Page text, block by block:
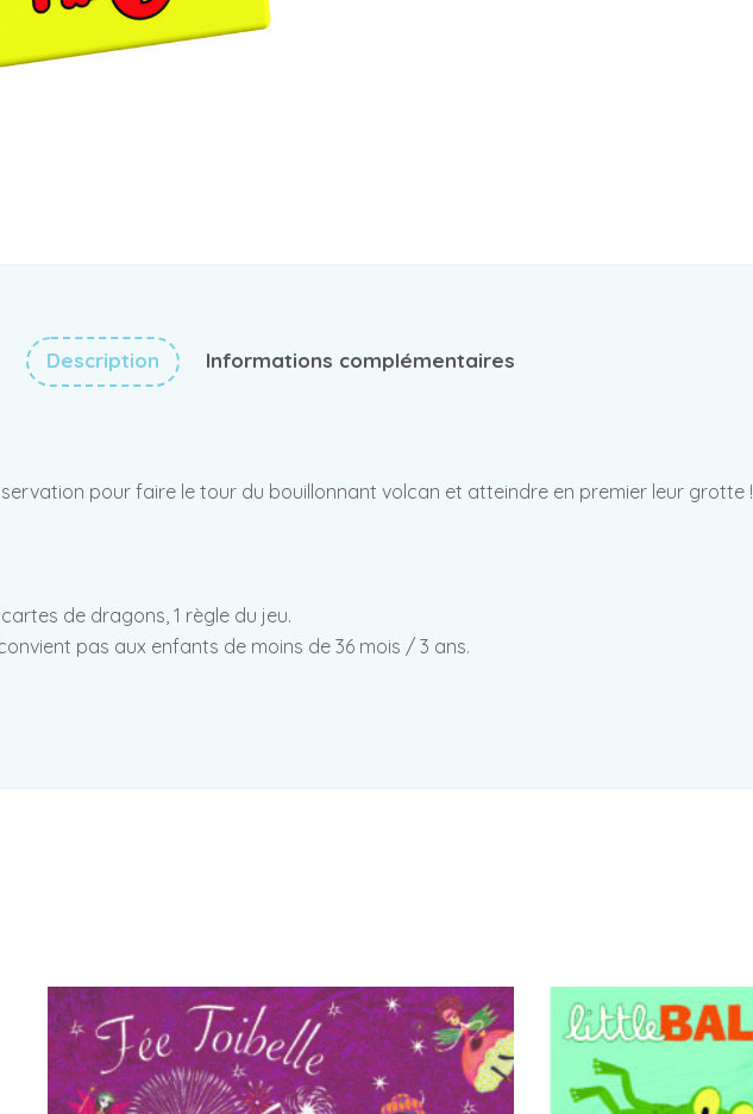
Description Informations complémentaires
pour faire le tour du bouillonnant volcan et atteindre en premier leur grotte !
de dragons, 1 règle du jeu.
pas aux enfants de moins de 36 mois / 3 ans.